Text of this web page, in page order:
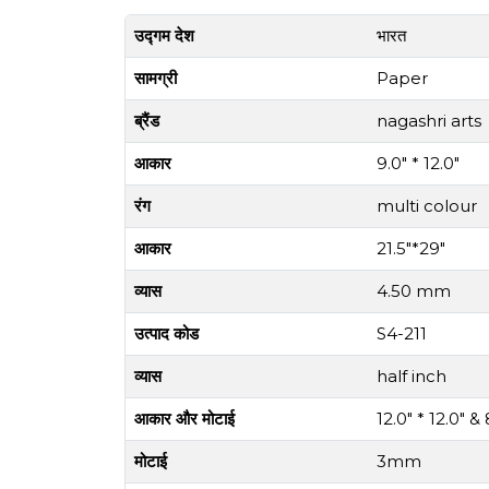
उद्गम देश भारत
सामग्री Paper
ब्रैंड nagashri arts
आकार 9.0" * 12.0"
रंग multi colour
आकार 21.5"*29"
व्यास 4.50 mm
उत्पाद कोड S4-211
व्यास half inch
आकार और मोटाई 12.0" * 12.0"
मोटाई 3mm